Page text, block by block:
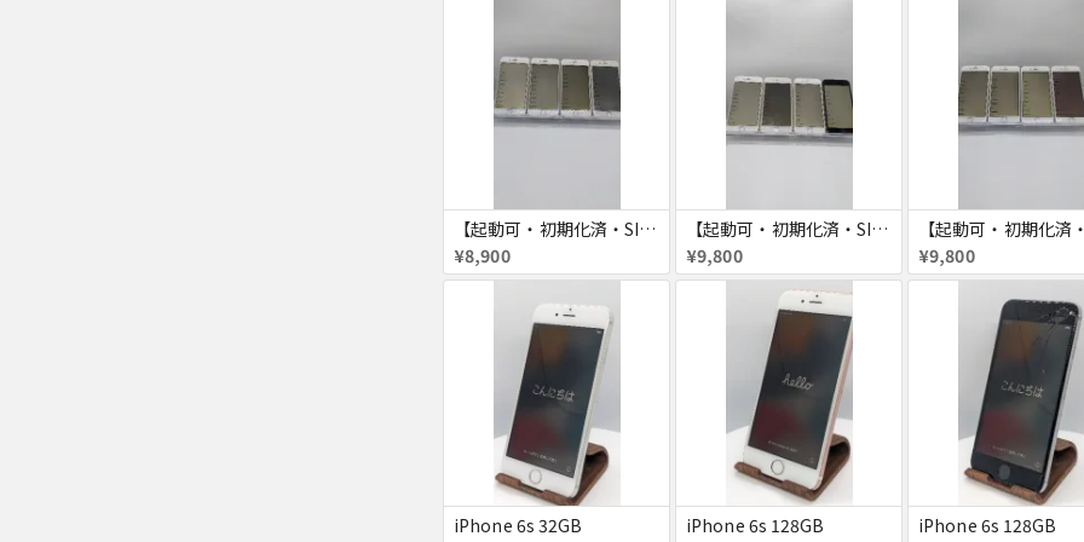
【起動可・初期化済・SIMロック解除済】iPhone6 16GB 4台セット
¥8,900
【起動可・初期化済・SIMロック解除済】iPhone6 64GB 4台セット
¥9,800
¥9,800
iPhone 6s 32GB
iPhone 6s 128GB
iPhone 6s 128GB